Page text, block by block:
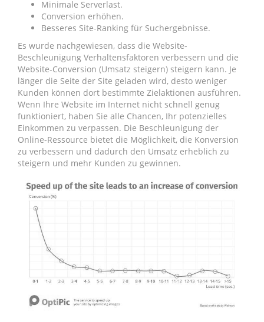
Minimale Serverlast.
Conversion erhöhen.
Besseres Site-Ranking für Suchergebnisse.
Es wurde nachgewiesen, dass die Website-
Beschleunigung Verhaltensfaktoren verbessern und die
Website-Conversion (Umsatz steigern) steigern kann. Je
länger die Seite der Site geladen wird, desto weniger
Kunden können dort bestimmte Zielaktionen ausführen.
Wenn Ihre Website im Internet nicht schnell genug
funktioniert, haben Sie alle Chancen, Ihr potenzielles
Einkommen zu verpassen. Die Beschleunigung der
Online-Ressource bietet die Möglichkeit, die Konversion
zu verbessern und dadurch den Umsatz erheblich zu
steigern und mehr Kunden zu gewinnen.